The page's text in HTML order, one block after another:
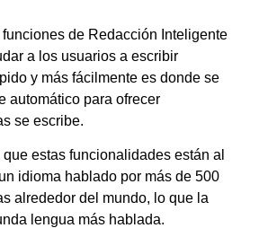
de Redacción Inteligente
a los usuarios a escribir
y más fácilmente es donde se
automático para ofrecer
se escribe.
estas funcionalidades están al
idioma hablado por más de 500
alrededor del mundo, lo que la
lengua más hablada.